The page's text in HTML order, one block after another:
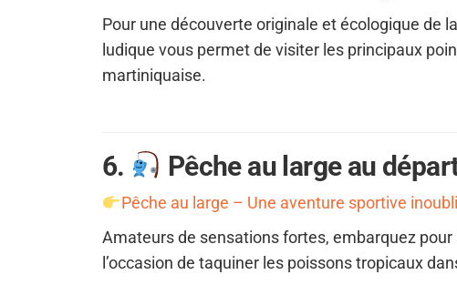
Pour une découverte originale et écologique de
ludique vous permet de visiter les principaux
martiniquaise.
6. Pêche au large au
Pêche au large – Une aventure sportive
Amateurs de sensations fortes, embarquez pour
l’occasion de taquiner les poissons tropicaux